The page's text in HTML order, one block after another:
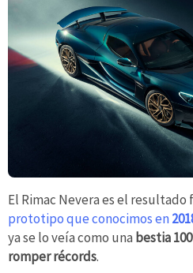
El Rimac Nevera es el resultado
prototipo que conocimos en
ya se lo veía como una bestia
romper récords.